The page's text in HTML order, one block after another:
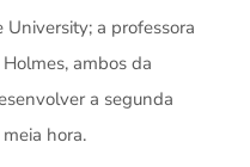
a professora
ambos da
a segunda
hora.